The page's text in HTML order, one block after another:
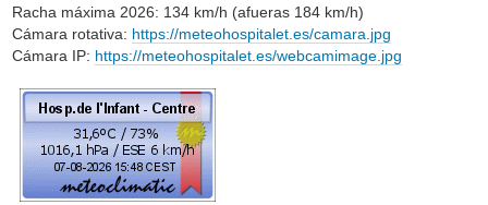
Racha máxima 2026: 134 km/h (afueras 184 km/h)
Cámara rotativa: https://meteohospitalet.es/camara.jpg
Cámara IP: https://meteohospitalet.es/webcamimage.jpg